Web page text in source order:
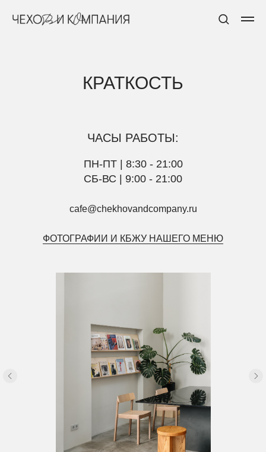
КРАТКОСТЬ
ЧАСЫ РАБОТЫ:
ПН-ПТ | 8:30 - 21:00
СБ-ВС | 9:00 - 21:00
cafe@chekhovandcompany.ru
ФОТОГРАФИИ И КБЖУ НАШЕГО МЕНЮ